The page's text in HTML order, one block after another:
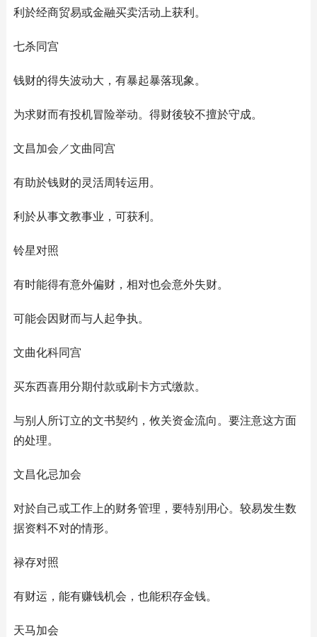
利於经商贸易或金融买卖活动上获利。
七杀同宫
钱财的得失波动大，有暴起暴落现象。
为求财而有投机冒险举动。得财後较不擅於守成。
文昌加会／文曲同宫
有助於钱财的灵活周转运用。
利於从事文教事业，可获利。
铃星对照
有时能得有意外偏财，相对也会意外失财。
可能会因财而与人起争执。
文曲化科同宫
买东西喜用分期付款或刷卡方式缴款。
与别人所订立的文书契约，攸关资金流向。要注意这方面
的处理。
文昌化忌加会
对於自己或工作上的财务管理，要特别用心。较易发生数
据资料不对的情形。
禄存对照
有财运，能有赚钱机会，也能积存金钱。
天马加会